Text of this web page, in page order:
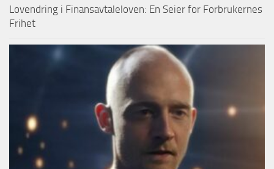
Lovendring i Finansavtaleloven: En Seier for Forbrukernes
Frihet